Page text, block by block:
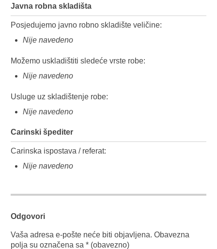
Javna robna skladišta
Posjedujemo javno robno skladište veličine:
Nije navedeno
Možemo uskladištiti sledeće vrste robe:
Nije navedeno
Usluge uz skladištenje robe:
Nije navedeno
Carinski špediter
Carinska ispostava / referat:
Nije navedeno
Odgovori
Vaša adresa e-pošte neće biti objavljena. Obavezna
polja su označena sa* (obavezno)